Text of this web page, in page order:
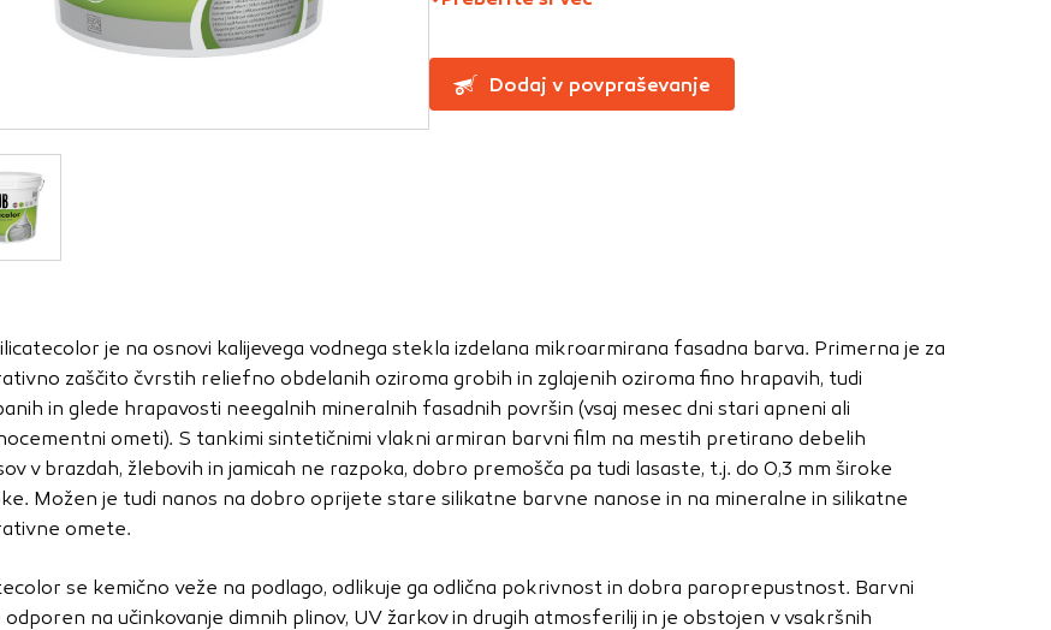
Dodaj v povpraševanje
je na osnovi kalijevega vodnega stekla izdelana mikroarmirana fasadna barva. Primerna je za
zaščito čvrstih reliefno obdelanih oziroma grobih in zglajenih oziroma fino hrapavih, tudi
in glede hrapavosti neegalnih mineralnih fasadnih površin (vsaj mesec dni stari apneni ali
ometi). S tankimi sintetičnimi vlakni armiran barvni film na mestih pretirano debelih
v brazdah, žlebovih in jamicah ne razpoka, dobro premošča pa tudi lasaste, t.j. do 0,3 mm široke
Možen je tudi nanos na dobro oprijete stare silikatne barvne nanose in na mineralne in silikatne
omete.
se kemično veže na podlago, odlikuje ga odlična pokrivnost in dobra paroprepustnost. Barvni
odporen na učinkovanje dimnih plinov, UV žarkov in drugih atmosferilij in je obstojen v vsakršnih
spletnega mesta, zato jih v naših sistemih ni mogoče izklopiti.
kot odziv na vaša dejanja, ki vodijo do storitvenih zahtev, na primer
ali izpolnjevanje obrazcev. Na voljo imate nastavitev, da brskalnik
opozori na njih. V tem primeru nekateri deli spletnega mesta ne bodo
delovanja
in izvor prometa, da lahko merimo in izboljšamo učinkovitost
kako se obiskovalci pomikajo po spletnem mestu. Podatki, ki jih piškotki
Če uporabo teh piškotkov zavrnete, ne bomo vedeli, kdaj ste
oglaševalski partnerji. Partnerska oglaševalska podjetja jih lahko
Pri delu uporabljajo edinstveno prepoznavanje vašega brskalnika in
teh piškotkov, ne boste deležni našega ciljnega spletnega